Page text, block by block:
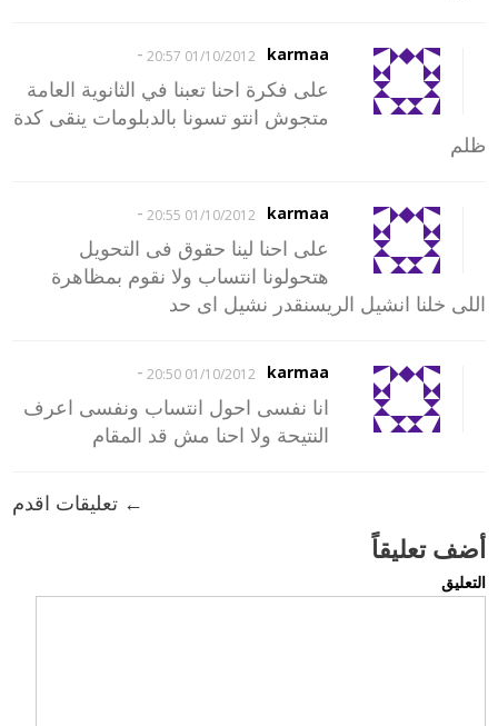
karmaa
01/10/2012 20:57
-
على فكرة احنا تعبنا في الثانوية العامة
متجوش انتو تسونا بالدبلومات ينقى كدة
ظلم
karmaa
01/10/2012 20:55
-
على احنا لينا حقوق فى التحويل
هتحولونا انتساب ولا نقوم بمظاهرة
اللى خلنا انشيل الريسنقدر نشيل اى حد
karmaa
01/10/2012 20:50
-
انا نفسى احول انتساب ونفسى اعرف
النتيحة ولا احنا مش قد المقام
← تعليقات اقدم
أضف تعليقاً
التعليق